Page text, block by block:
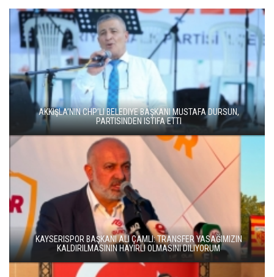
AKKIŞLA’NIN CHP’LI BELEDIYE BAŞKANI MUSTAFA DURSUN,
PARTISINDEN ISTIFA ETTI
KAYSERISPOR BAŞKANI ALI ÇAMLI: TRANSFER YASAĞIMIZIN
KALDIRILMASININ HAYIRLI OLMASINI DILIYORUM